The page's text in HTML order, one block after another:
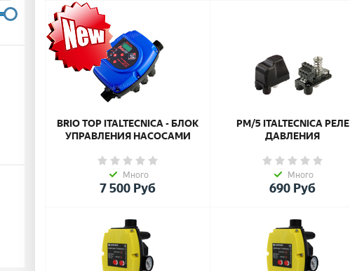
BRIO TOP ITALTECNICA - БЛОК
УПРАВЛЕНИЯ НАСОСАМИ
Много
7 500 Руб
PM/5 ITALTECNICA РЕЛЕ
ДАВЛЕНИЯ
Много
690 Руб